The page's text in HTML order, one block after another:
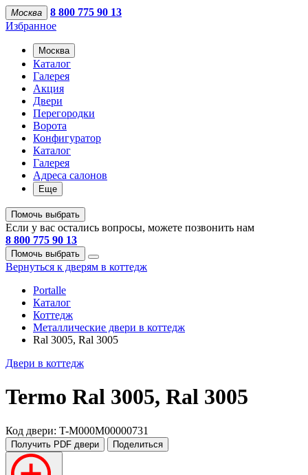
Москва
8 800 775 90 13
Избранное
Москва
Каталог
Галерея
Акция
Двери
Перегородки
Ворота
Конфигуратор
Каталог
Галерея
Адреса салонов
Еще
Помочь выбрать
Если у вас остались вопросы, можете позвонить нам
8 800 775 90 13
Помочь выбрать
Вернуться к дверям в коттедж
Portalle
Каталог
Коттедж
Металлические двери в коттедж
Ral 3005, Ral 3005
Двери в коттедж
Termo Ral 3005, Ral 3005
Код двери: T-M000M00000731
Получить PDF двери Поделиться